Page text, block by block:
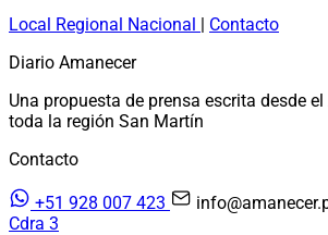
Local Regional Nacional | Contacto
Diario Amanecer
Una propuesta de prensa escrita desde
toda la región San Martín
Contacto
+51 928 007 423
Cdra 3